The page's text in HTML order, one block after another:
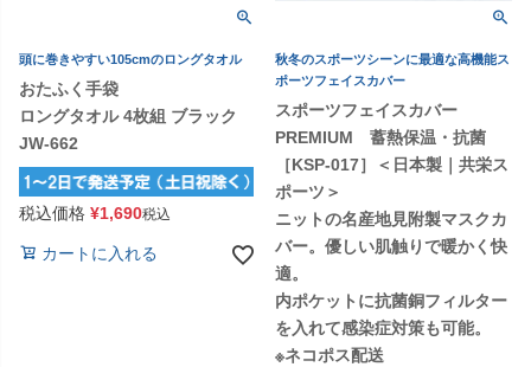
頭に巻きやすい105cmのロングタオル
おたふく手袋
ロングタオル 4枚組 ブラック
JW-662
税込価格 ¥1,690税込
カートに入れる
秋冬のスポーツシーンに最適な高機能ス
ポーツフェイスカバー
スポーツフェイスカバー
PREMIUM 蓄熱保温・抗菌
［KSP-017］＜日本製｜共栄ス
ポーツ＞
ニットの名産地見附製マスクカ
バー。優しい肌触りで暖かく快
適。
内ポケットに抗菌銅フィルター
を入れて感染症対策も可能。
※ネコポス配送